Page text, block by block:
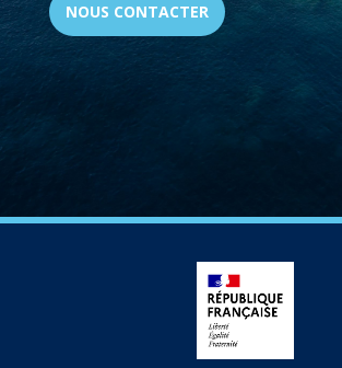
NOUS CONTACTER